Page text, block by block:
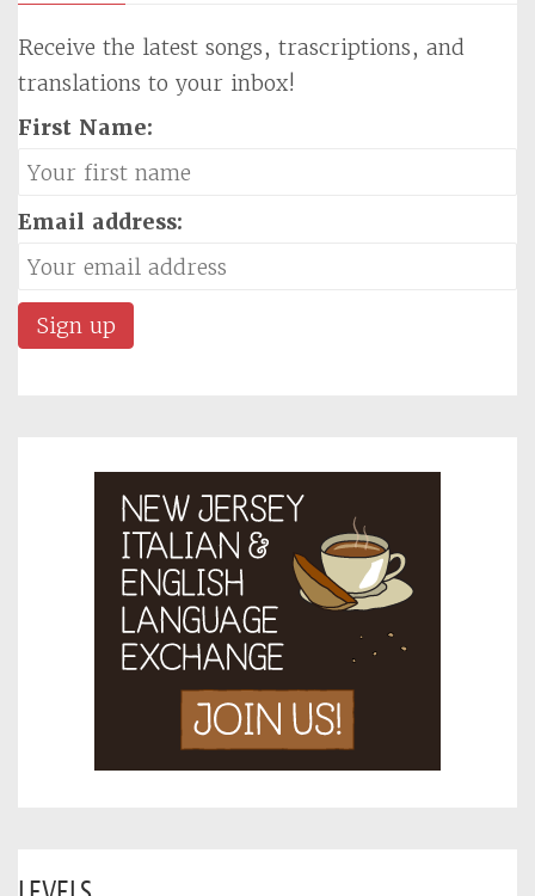
Receive the latest songs, trascriptions, and
translations to your inbox!
First Name:
Email address: